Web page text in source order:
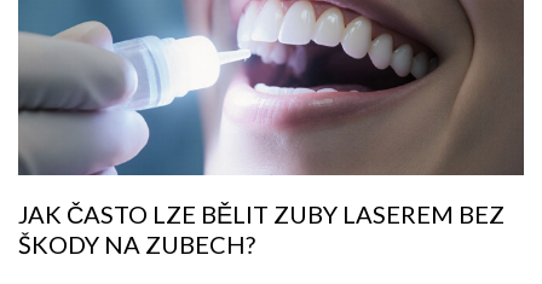
JAK ČASTO LZE BĚLIT ZUBY LASEREM BEZ
ŠKODY NA ZUBECH?